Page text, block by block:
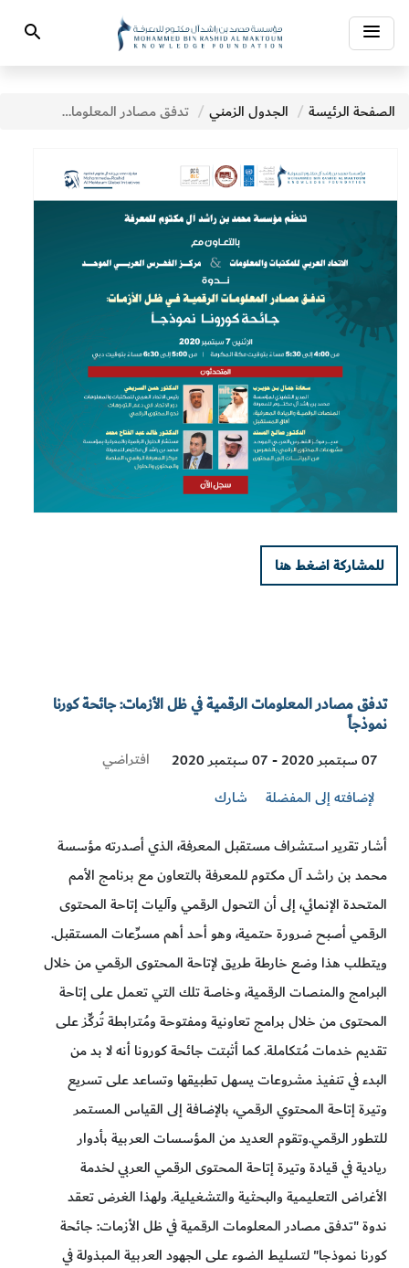
Toggle
navigation
Search
الصفحة الرئيسة الجدول الزمني تدفق مصادر المعلومات الرقمية في ظل الأزمات: جائحة كورنا نموذجاً
للمشاركة اضغط هنا
تدفق مصادر المعلومات الرقمية في ظل الأزمات: جائحة كورنا
نموذجاً
07 سبتمبر 2020 - 07 سبتمبر 2020
Visit
افتراضي
لإضافته إلى المفضلة
شارك
أشار تقرير استشراف مستقبل المعرفة، الذي أصدرته مؤسسة
محمد بن راشد آل مكتوم للمعرفة بالتعاون مع برنامج الأمم
المتحدة الإنمائي، إلى أن التحول الرقمي وآليات إتاحة المحتوى
الرقمي أصبح ضرورة حتمية، وهو أحد أهم مسرِّعات المستقبل.
ويتطلب هذا وضع خارطة طريق لإتاحة المحتوى الرقمي من خلال
البرامج والمنصات الرقمية، وخاصة تلك التي تعمل على إتاحة
المحتوى من خلال برامج تعاونية ومفتوحة ومُترابطة تُركِّز على
تقديم خدمات مُتكاملة. كما أثبتت جائحة كورونا أنه لا بد من
البدء في تنفيذ مشروعات يسهل تطبيقها وتساعد على تسريع
وتيرة إتاحة المحتوي الرقمي، بالإضافة إلى القياس المستمر
للتطور الرقمي.وتقوم العديد من المؤسسات العربية بأدوار
ريادية في قيادة وتيرة إتاحة المحتوى الرقمي العربي لخدمة
الأغراض التعليمية والبحثية والتشغيلية. ولهذا الغرض تعقد
ندوة "تدفق مصادر المعلومات الرقمية في ظل الأزمات: جائحة
كورنا نموذجا" لتسليط الضوء على الجهود العربية المبذولة في